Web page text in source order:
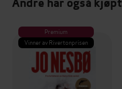
Premium
Vinner av Rivertonprisen